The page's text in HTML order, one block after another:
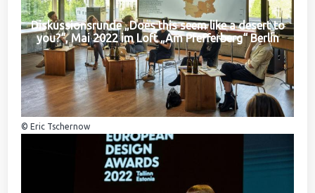
Diskussionsrunde „Does this seem like a desert to
you?“, Mai 2022 im Loft „Am Pfefferberg“ Berlin
© Eric Tschernow